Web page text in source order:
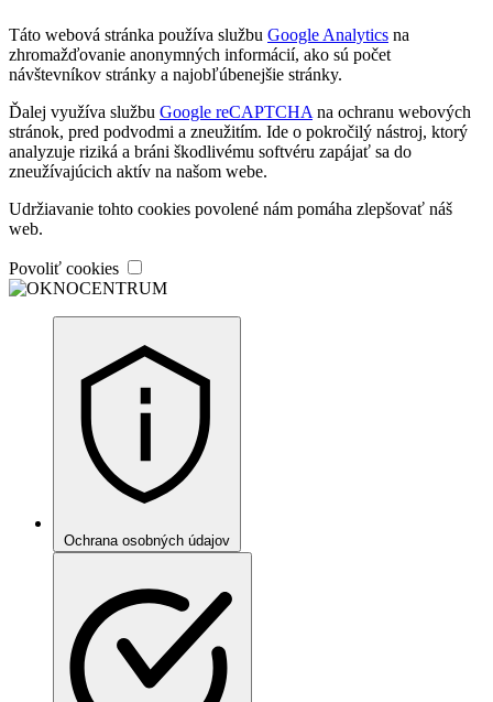
Táto webová stránka používa službu Google Analytics na
zhromažďovanie anonymných informácií, ako sú počet
návštevníkov stránky a najobľúbenejšie stránky.
Ďalej využíva službu Google reCAPTCHA na ochranu webových
stránok, pred podvodmi a zneužitím. Ide o pokročilý nástroj, ktorý
analyzuje riziká a bráni škodlivému softvéru zapájať sa do
zneužívajúcich aktív na našom webe.
Udržiavanie tohto cookies povolené nám pomáha zlepšovať náš
web.
Povoliť cookies
Ochrana osobných údajov